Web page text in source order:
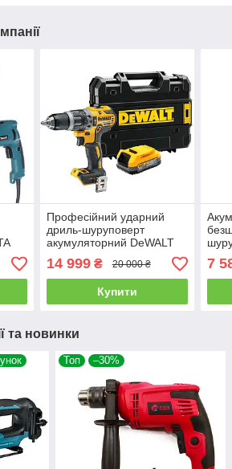
Професійний ударний
дриль-шуруповерт
акумуляторний DeWALT
DCD796E1T : з АКБ 18V
1.7Ah, 70Нм (DCD796E1T)
14 999₴ 20 000 ₴
Купити
18V
хв,
7
та новинки
Топ –30%